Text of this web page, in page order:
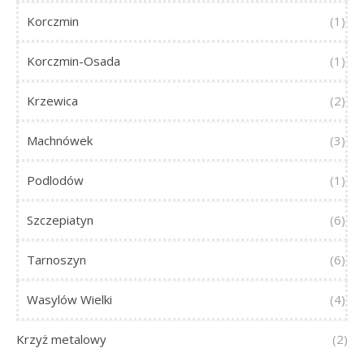
Korczmin (1)
Korczmin-Osada (1)
Krzewica (2)
Machnówek (3)
Podlodów (1)
Szczepiatyn (6)
Tarnoszyn (6)
Wasylów Wielki (4)
Krzyż metalowy (2)